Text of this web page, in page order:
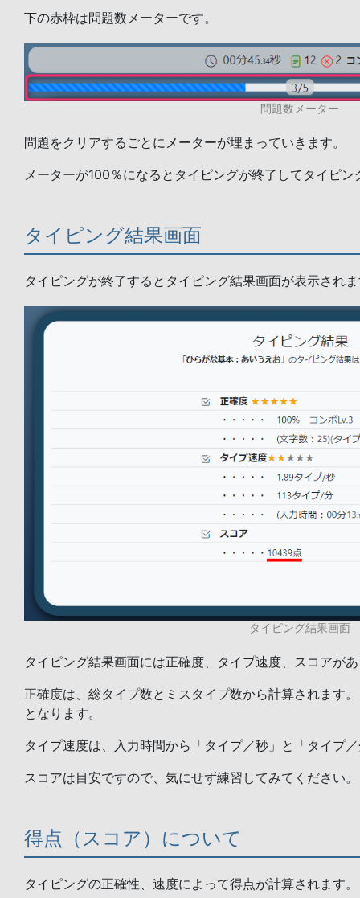
下の赤枠は問題数メーターです。
問題数メーター
問題をクリアするごとにメーターが埋まっていきます。
メーターが100％になるとタイピングが終了してタイピ
タイピング結果画面
タイピングが終了するとタイピング結果画面が表示され
タイピング結果画面
タイピング結果画面には正確度、タイプ速度、スコアが
正確度は、総タイプ数とミスタイプ数から計算されます
となります。
タイプ速度は、入力時間から「タイプ／秒」と「タイプ
スコアは目安ですので、気にせず練習してみてください。
得点（スコア）について
タイピングの正確性、速度によって得点が計算されます。